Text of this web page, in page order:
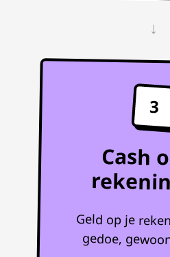
↓
3
Cash
Geld op je
gedoe,